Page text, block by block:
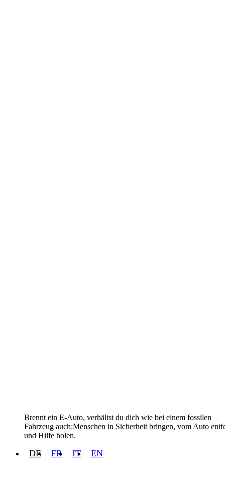
Brennt ein E-Auto, verhältst du dich wie bei einem fossilen
Fahrzeug auch:Menschen in Sicherheit bringen, vom Auto
und Hilfe holen.
DE FR IT EN